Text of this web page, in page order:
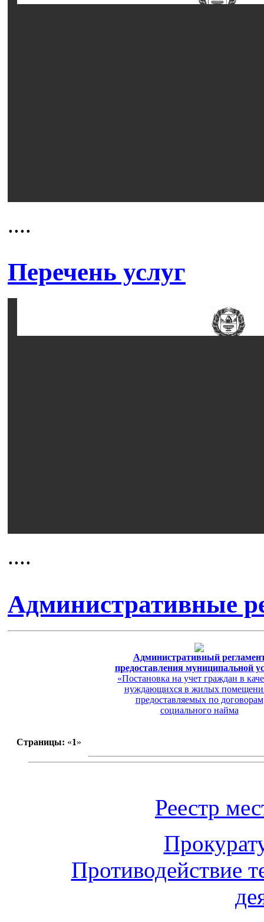
....
Перечень услуг
....
Административные
Административный
предоставления муниципальной
«Постановка на учет граждан в
нуждающихся в жилых
предоставляемых по договорам
социального найма
Страницы: «1»
Реестр
Противодействие